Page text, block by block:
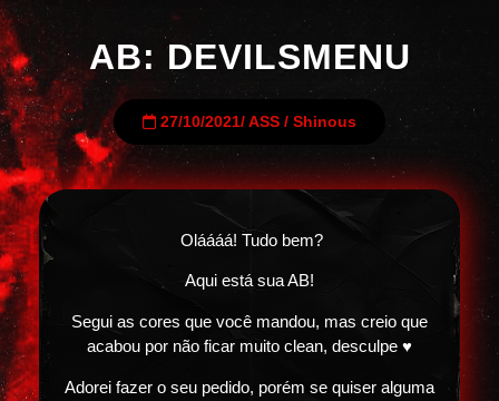
AB: DEVILSMENU
27/10/2021/ ASS / Shinous
Oláááá! Tudo bem?
Aqui está sua AB!
Segui as cores que você mandou, mas creio que
acabou por não ficar muito clean, desculpe ♥
Adorei fazer o seu pedido, porém se quiser alguma